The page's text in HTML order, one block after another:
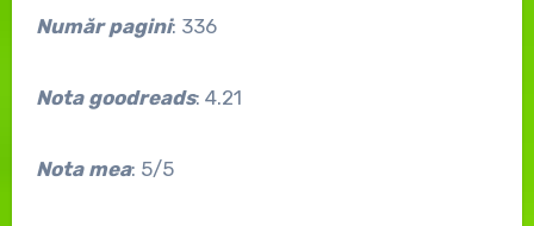
Număr pagini: 336
Nota goodreads: 4.21
Nota mea: 5/5